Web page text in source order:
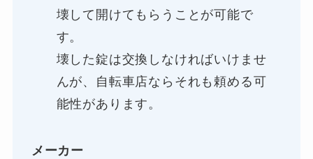
壊して開けてもらうことが可能で
す。
壊した錠は交換しなければいけませ
んが、自転車店ならそれも頼める可
能性があります。
メーカー